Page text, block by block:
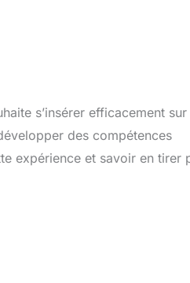
s’insérer efficacement sur
des compétences
expérience et savoir en tirer